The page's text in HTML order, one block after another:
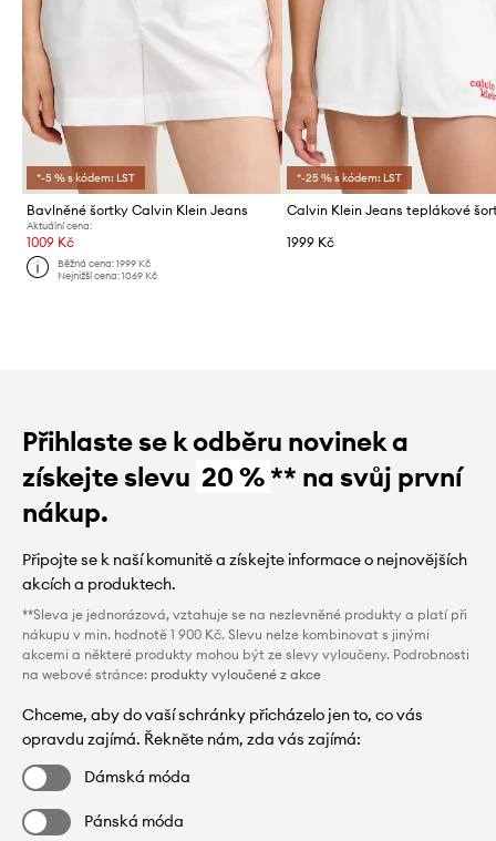
*-5 % s kódem: LST
Bavlněné šortky Calvin Klein Jeans
Aktuální cena:
1009 Kč
Běžná cena:1999 Kč
Nejnižší cena:1069 Kč
*-25 % s kódem: LST
1999 Kč
Přihlaste se k odběru novinek a
získejte slevu 20 %** na svůj první
nákup.
Připojte se k naší komunitě a získejte informace o nejnovějších
akcích a produktech.
**Sleva je jednorázová, vztahuje se na nezlevněné produkty a platí při
nákupu v min. hodnotě 1 900 Kč. Slevu nelze kombinovat s jinými
akcemi a některé produkty mohou být ze slevy vyloučeny. Podrobnosti
na webové stránce: produkty vyloučené z akce
Chceme, aby do vaší schránky přicházelo jen to, co vás
opravdu zajímá. Řekněte nám, zda vás zajímá:
Dámská móda
Pánská móda